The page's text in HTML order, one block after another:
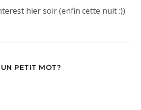
hier soir (enfin cette nuit :))
UN PETIT MOT?